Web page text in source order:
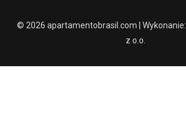
© 2026 apartamentobrasil.com | Wykonanie:
z o.o.